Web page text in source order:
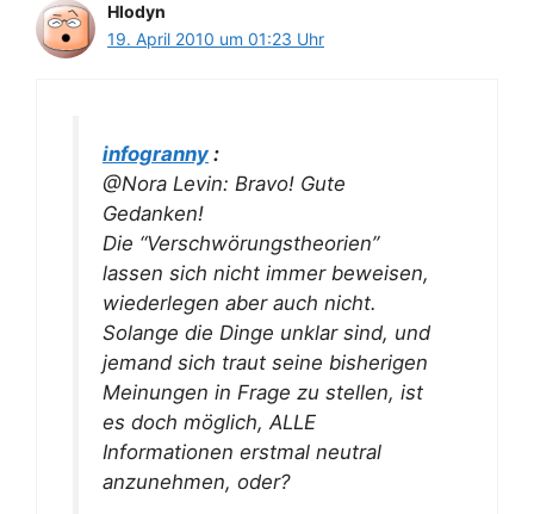
Hlodyn
19. April 2010 um 01:23 Uhr
infogranny :
@Nora Levin: Bravo! Gute
Gedanken!
Die “Verschwörungstheorien”
lassen sich nicht immer beweisen,
wiederlegen aber auch nicht.
Solange die Dinge unklar sind, und
jemand sich traut seine bisherigen
Meinungen in Frage zu stellen, ist
es doch möglich, ALLE
Informationen erstmal neutral
anzunehmen, oder?